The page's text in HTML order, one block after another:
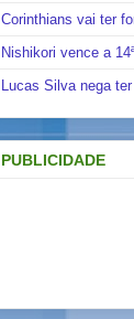
Corinthians vai ter
Nishikori vence a
Lucas Silva nega
PUBLICIDADE